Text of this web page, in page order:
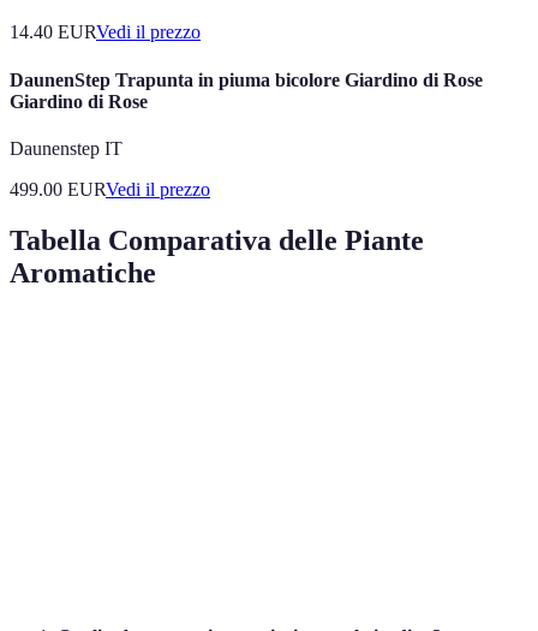
14.40 EURVedi il prezzo
DaunenStep Trapunta in piuma bicolore Giardino di Rose
Giardino di Rose
Daunenstep IT
499.00 EURVedi il prezzo
Tabella Comparativa delle Piante
Aromatiche